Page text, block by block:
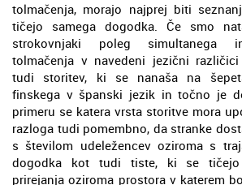
tolmačenja, morajo najprej biti
tičejo samega dogodka. Če smo
strokovnjaki poleg simultanega
tolmačenja v navedeni jezični
tudi storitev, ki se nanaša na
finskega v španski jezik in točno je
primeru se katera vrsta storitve mora
razloga tudi pomembno, da stranke
s številom udeležencev oziroma s
dogodka kot tudi tiste, ki se tičejo
prirejanja oziroma prostora v katerem